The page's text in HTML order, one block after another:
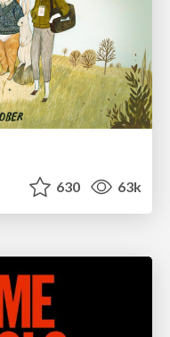
630 63k